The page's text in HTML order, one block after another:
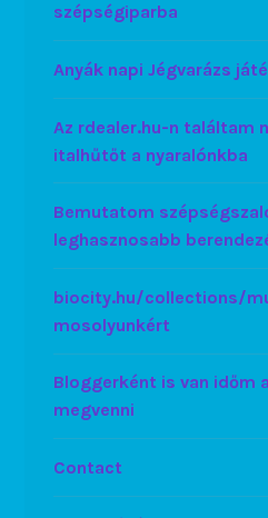
szépségiparba
Anyák napi Jégvarázs
Az rdealer.hu-n találtam
italhűtőt a nyaralónkba
Bemutatom
leghasznosabb
biocity.hu/collections/
mosolyunkért
Bloggerként is van időm
megvenni
Contact